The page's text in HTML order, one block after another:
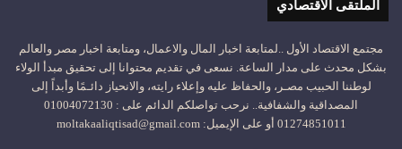
الملتقى الاقتصادي
مجتمع الاقتصاد الأول ..لمتابعة اخبار المال والاعمال، ومتابعة اخبار مصر والعالم
بشكل محدث على مدار الساعة. نسعى في تقديم محتوانا إلى تحقيق مبدأ الولاء
لوطننا الحبيب مصـر، والحفاظ عليه وإعلاء رايته، والانحياز دائـمًا وأبداً إلى
المصداقية والشفافية.. نرحب تواصلكم الدائم على : 01004072130
01274851011 أو على الإيميل: moltakaaliqtisad@gmail.com